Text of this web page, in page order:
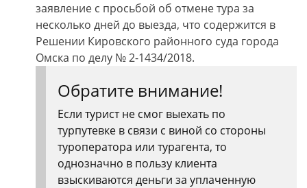
заявление с просьбой об отмене тура за
несколько дней до выезда, что содержится в
Решении Кировского районного суда города
Омска по делу № 2-1434/2018.
Обратите внимание!
Если турист не смог выехать по
турпутевке в связи с виной со стороны
туроператора или турагента, то
однозначно в пользу клиента
взыскиваются деньги за уплаченную